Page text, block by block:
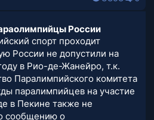
России
спорт проходит
России не допустили на
в Рио-де-Жанейро, т.к.
Паралимпийского комитета
паралимпийцев на участие
в Пекине также не
сообщению о